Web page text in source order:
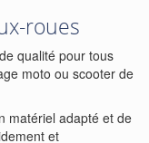
roues
qualité pour tous
moto ou scooter de
matériel adapté et de
et